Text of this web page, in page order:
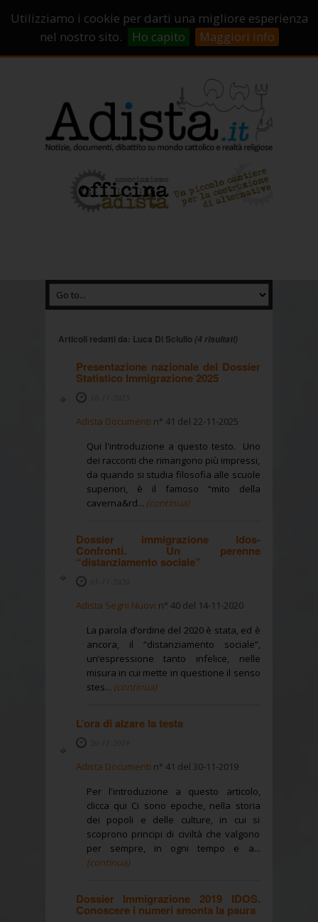
Utilizziamo i cookie per darti una migliore esperienza
nel nostro sito.
Ho capito Maggiori info
Campagne di crowdfunding
Chi Siamo
Articoli redatti da: Luca Di Sciullo (4 risultati)
Presentazione nazionale del Dossier
Statistico Immigrazione 2025
Adista Documenti n° 41 del 22-11-2025
Qui l'introduzione a questo testo. Uno
dei racconti che rimangono più impressi,
da quando si studia filosofia alle scuole
superiori, è il famoso “mito della
caverna&rd... (continua)
Dossier immigrazione Idos-
Confronti. Un perenne
“distanziamento sociale”
Adista Segni Nuovi n° 40 del 14-11-2020
La parola d’ordine del 2020 è stata, ed è
ancora, il “distanziamento sociale”,
un’espressione tanto infelice, nelle
misura in cui mette in questione il senso
stes... (continua)
L’ora di alzare la testa
Adista Documenti n° 41 del 30-11-2019
Per l'introduzione a questo articolo,
clicca qui Ci sono epoche, nella storia
dei popoli e delle culture, in cui si
scoprono principi di civiltà che valgono
per sempre, in ogni tempo e a...
(continua)
Dossier Immigrazione 2019 IDOS.
Conoscere i numeri smonta la paura